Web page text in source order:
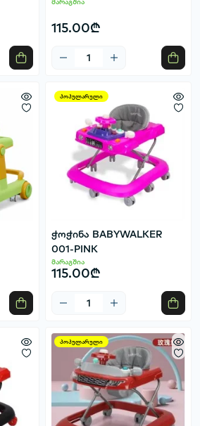
მარაგშია
115.00₾
პოპულარული
ჭოჭინა BABYWALKER
001-PINK
მარაგშია
115.00₾
პოპულარული